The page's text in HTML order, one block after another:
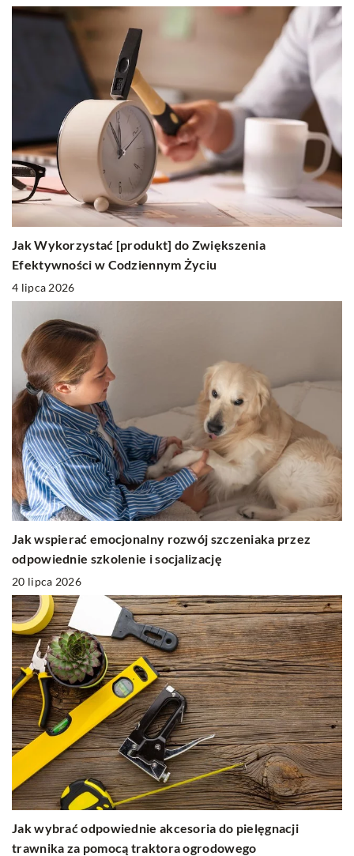
Jak Wykorzystać [produkt] do Zwiększenia
Efektywności w Codziennym Życiu
4 lipca 2026
Jak wspierać emocjonalny rozwój szczeniaka przez
odpowiednie szkolenie i socjalizację
20 lipca 2026
Jak wybrać odpowiednie akcesoria do pielęgnacji
trawnika za pomocą traktora ogrodowego